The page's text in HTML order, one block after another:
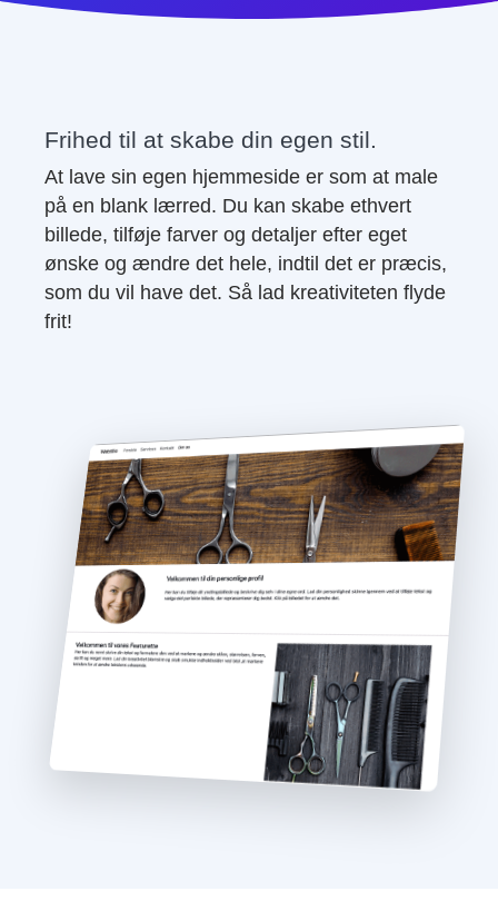
Frihed til at skabe din egen stil.
At lave sin egen hjemmeside er som at male
på en blank lærred. Du kan skabe ethvert
billede, tilføje farver og detaljer efter eget
ønske og ændre det hele, indtil det er præcis,
som du vil have det. Så lad kreativiteten flyde
frit!